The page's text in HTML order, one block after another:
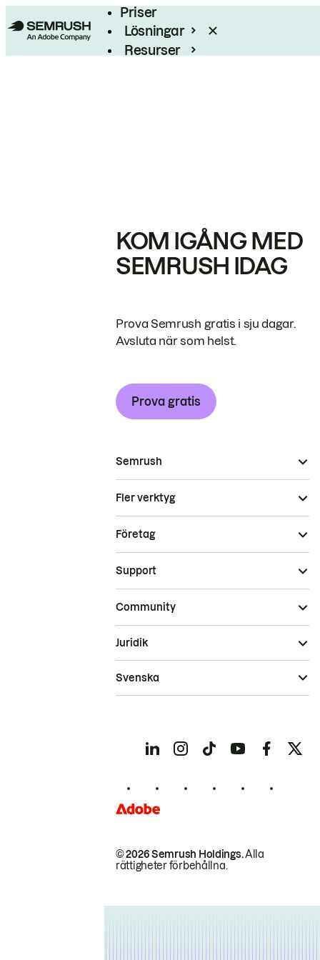
Priser
Lösningar
Resurser
KOM IGÅNG MED
SEMRUSH IDAG
Prova Semrush gratis i sju dagar.
Avsluta när som helst.
Prova gratis
Semrush
Fler verktyg
Företag
Support
Community
© 2026 Semrush Holdings.Alla
rättigheter förbehållna.
Juridik
Svenska